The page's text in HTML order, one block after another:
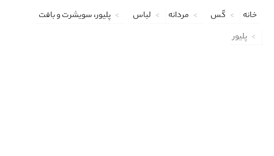
خانه گس مردانه لباس
پلیور، سویشرت و بافت
پلیور